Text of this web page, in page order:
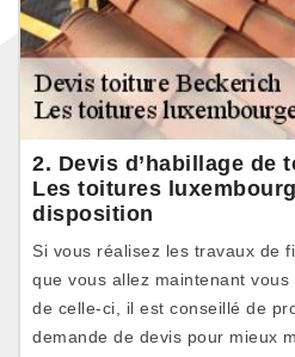
2. Devis d’habillage de
Les toitures
disposition
Si vous réalisez les travaux de
que vous allez maintenant vous
de celle-ci, il est conseillé de
demande de devis pour mieux